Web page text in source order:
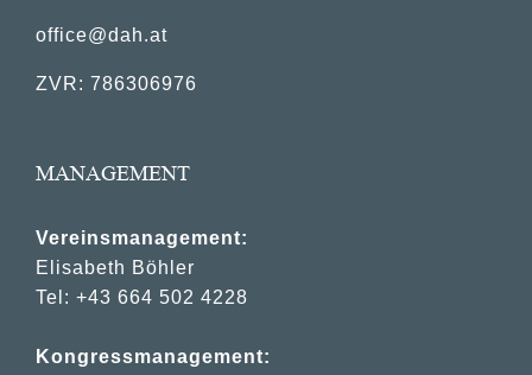
office@dah.at
ZVR: 786306976
MANAGEMENT
Vereinsmanagement:
Elisabeth Böhler
Tel: +43 664 502 4228
Kongressmanagement: